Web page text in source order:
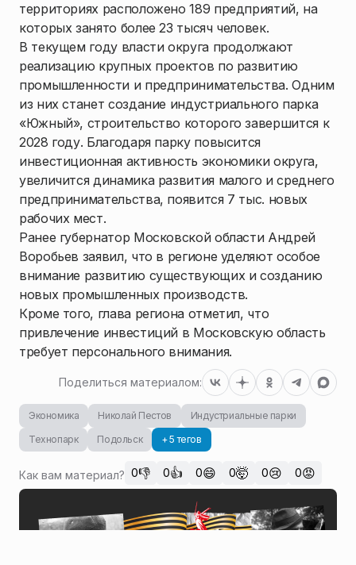
территориях расположено 189 предприятий, на
которых занято более 23 тысяч человек.
В текущем году власти округа продолжают
реализацию крупных проектов по развитию
промышленности и предпринимательства. Одним
из них станет создание индустриального парка
«Южный», строительство которого завершится к
2028 году. Благодаря парку повысится
инвестиционная активность экономики округа,
увеличится динамика развития малого и среднего
предпринимательства, появится 7 тыс. новых
рабочих мест.
Ранее губернатор Московской области Андрей
Воробьев заявил, что в регионе уделяют особое
внимание развитию существующих и созданию
новых промышленных производств.
Кроме того, глава региона отметил, что
привлечение инвестиций в Московскую область
требует персонального внимания.
Поделиться материалом:
Экономика Николай Пестов
Индустриальные парки
Технопарк
Подольск + 5 тегов
Как вам материал? 0👎 0👍 0😄 0🤯 0😢 0😡